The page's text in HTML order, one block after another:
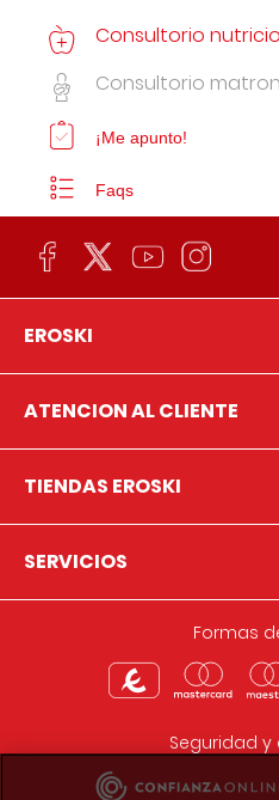
Consultorio
Consultorio
¡Me apunto!
Faqs
EROSKI
ATENCION AL CLIENTE
TIENDAS EROSKI
SERVICIOS
Formas
Seguridad y